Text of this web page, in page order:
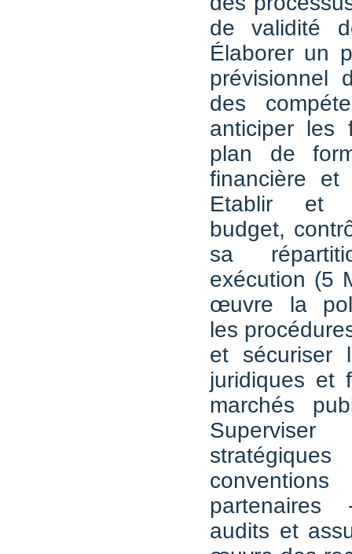
de validité
Élaborer un
prévisionnel
des
anticiper les
plan de
financière et
Etablir et
budget,
sa
exécution (5
œuvre la
les
et sécuriser
juridiques et
marchés
audits et